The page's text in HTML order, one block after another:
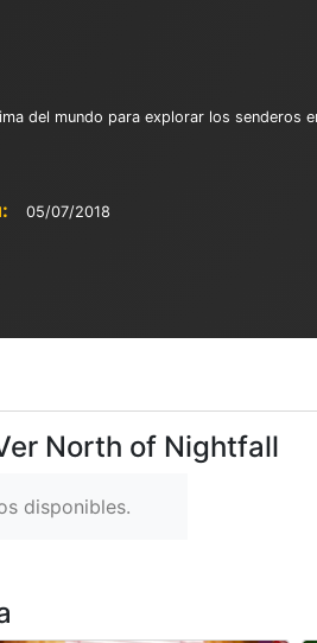
del mundo para explorar los senderos
05/07/2018
North of Nightfall
disponibles.